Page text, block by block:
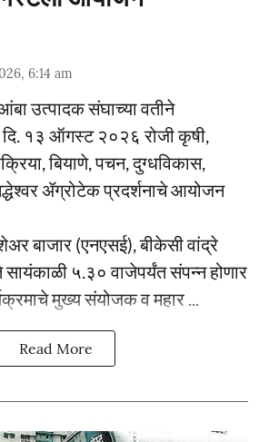
6:14 am
उत्पादक संघाच्या वतीने
दि. १३ ऑगस्ट २०२६ रोजी कृषी,
बियाणे, पचन, दुग्धविकास,
ॲग्रोटेक प्रदर्शनाचे आयोजन
बाजार (एनएसई), बीकेसी वांद्रे
५.३० वाजेपर्यंत संपन्न होणार
मुख्य संयोजक व महार ...
Read More